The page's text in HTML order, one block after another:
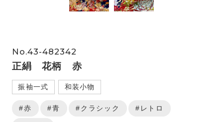
No.43-482342
正絹 花柄 赤
振袖一式 和装小物
#赤 #青 #クラシック #レトロ